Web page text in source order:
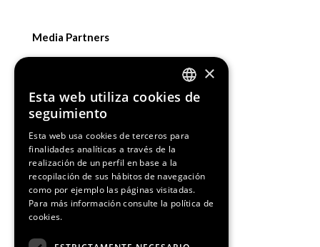
Media Partners
ENGLISH
×
Esta web utiliza cookies de
seguimiento
Esta web usa cookies de terceros para
finalidades analíticas a través de la
realización de un perfil en base a la
recopilación de sus hábitos de navegación
como por ejemplo las páginas visitadas.
Para más información consulte la política de
cookies.